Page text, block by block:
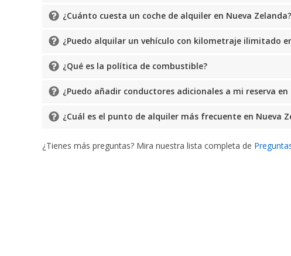
¿Cuánto cuesta un coche de alquiler en Nueva Zelanda?
¿Puedo alquilar un vehículo con kilometraje ilimitado
¿Qué es la política de combustible?
¿Puedo añadir conductores adicionales a mi reserva en
¿Cuál es el punto de alquiler más frecuente en Nueva
¿Tienes más preguntas? Mira nuestra lista completa de